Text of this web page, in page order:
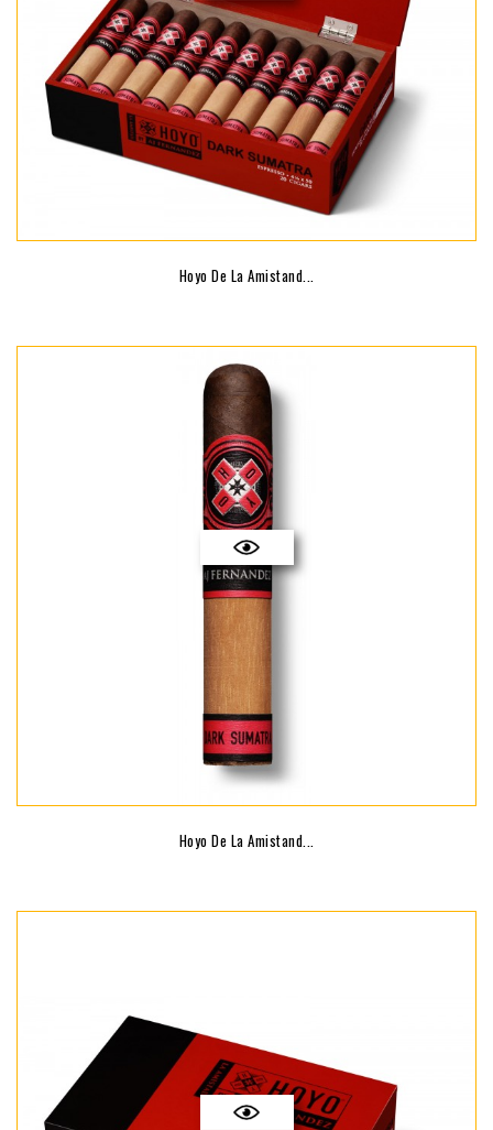
Hoyo De La Amistand...
Hoyo De La Amistand...